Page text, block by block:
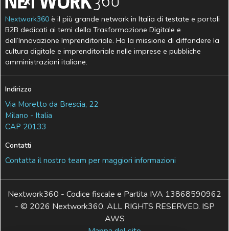
Nextwork360 è il più grande network in Italia di testate e portali
B2B dedicati ai temi della Trasformazione Digitale e
dell’Innovazione Imprenditoriale. Ha la missione di diffondere la
cultura digitale e imprenditoriale nelle imprese e pubbliche
amministrazioni italiane.
Indirizzo
Via Moretto da Brescia, 22
Milano - Italia
CAP 20133
Contatti
Contatta il nostro team per maggiori informazioni
Nextwork360 - Codice fiscale e Partita IVA 13868590962
- © 2026 Nextwork360. ALL RIGHTS RESERVED. ISP
AWS